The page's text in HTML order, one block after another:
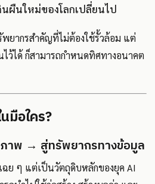
ผืนใหม่ของโลกเปลี่ยนไป
ยากรสำคัญที่ไม่ต้องใช้รั้วล้อม แต่
ว้ได้ ก็สามารถกำหนดทิศทางอนาคต
มือใคร?
าพ → สู่ทรัพยากรทางข้อมูล
ฉย ๆ แต่เป็นวัตถุดิบหลักของยุค AI